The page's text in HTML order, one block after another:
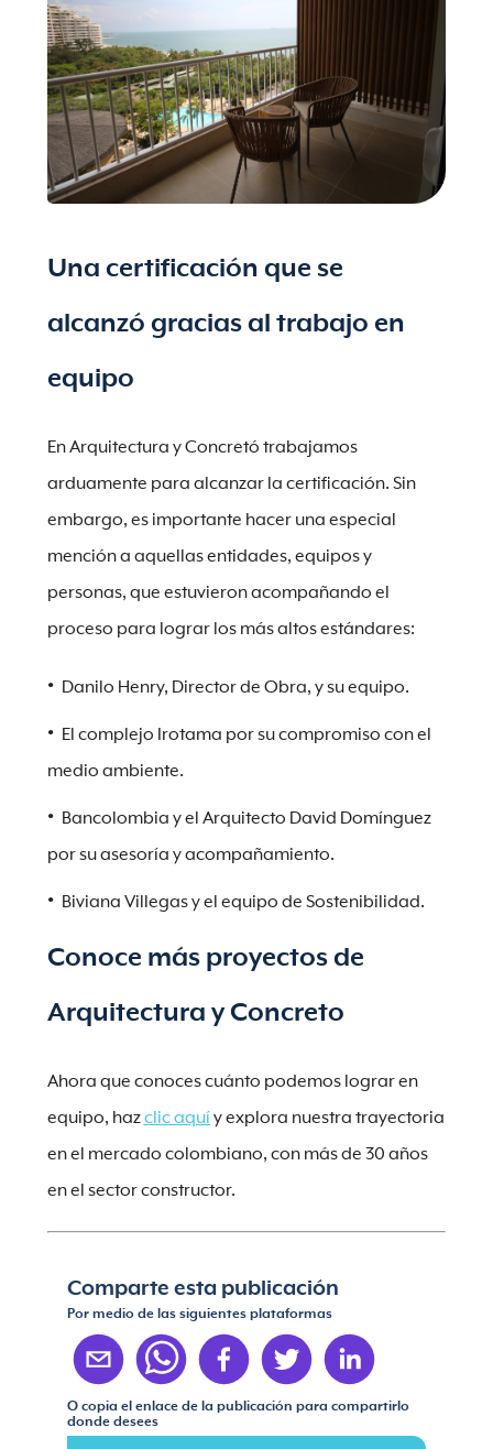
Una certificación que se
alcanzó gracias al trabajo en
equipo
En Arquitectura y Concretó trabajamos
arduamente para alcanzar la certificación. Sin
embargo, es importante hacer una especial
mención a aquellas entidades, equipos y
personas, que estuvieron acompañando el
proceso para lograr los más altos estándares:
Danilo Henry, Director de Obra, y su equipo.
El complejo Irotama por su compromiso con el
medio ambiente.
Bancolombia y el Arquitecto David Domínguez
por su asesoría y acompañamiento.
Biviana Villegas y el equipo de Sostenibilidad.
Conoce más proyectos de
Arquitectura y Concreto
Ahora que conoces cuánto podemos lograr en
equipo, hazclic aquíy explora nuestra trayectoria
en el mercado colombiano, con más de 30 años
en el sector constructor.
Comparte esta publicación
Por medio de las siguientes plataformas
O copia el enlace de la publicación para compartirlo
donde desees